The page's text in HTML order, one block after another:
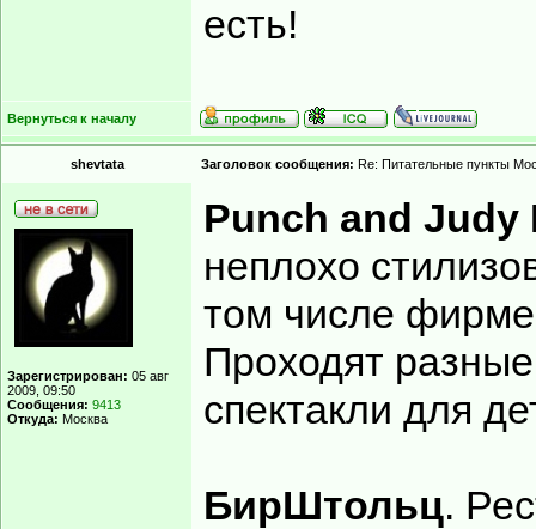
есть!
Вернуться к началу
shevtata Заголовок сообщения: Re: Питательные пункты
Зарегистрирован: 05 авг
2009, 09:50
Сообщения: 9413
Откуда: Москва
Punch and Judy
неплохо
том числе
Проходят
спектакли для
БирШтольц.